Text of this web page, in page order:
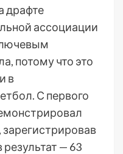
драфте
ассоциации
потому что это
в
С первого
— 63